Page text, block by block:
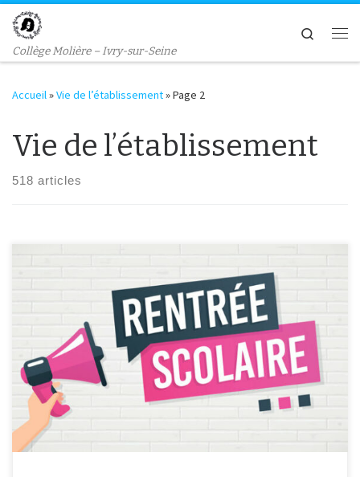
Passer au contenu
Collège Molière – Ivry-sur-Seine
Search
Accueil »Vie de l’établissement»Page 2
Vie de l’établissement
518 articles